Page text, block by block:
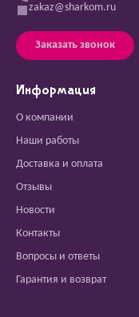
zakaz@sharkom.ru
Заказать звонок
Информация
О компании
Наши работы
Доставка и оплата
Отзывы
Новости
Контакты
Вопросы и ответы
Гарантия и возврат